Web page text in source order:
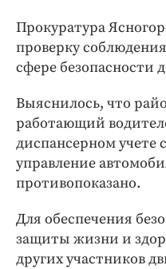
Прокуратура
проверку
сфере безопасности
Выяснилось, что
работающий
диспансерном учете
управление
противопоказано.
Для обеспечения
защиты жизни и
других участников